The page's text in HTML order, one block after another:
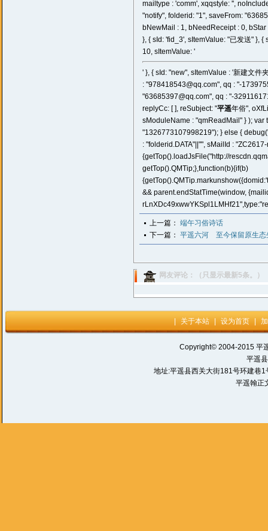
mailtype : 'comm', xqqstyle: '',
"notify", folderid: "1", saveFrom:
bNewMail : 1, bNeedReceipt : 0,
}, { sId: 'fid_3', sItemValue: "已发送" },
10, sItemValue: '
' }, { sId: "new", sItemValue : '新建文件
: "978418543@qq.com", qq : "-
"63685397@qq.com", qq : "-
replyCc: [ ], reSubject: "平遥年俗",
sModuleName : "qmReadMail" } ); var
"1326773107998219"); } else {
: "folderid.DATA"||"", sMailId :
{getTop().loadJsFile("http://
getTop().QMTip;},function(b){if(b)
&& parent.endStatTime(window,
上一篇： 端午习俗诗话
下一篇： 平遥六河 至今保留原生态
网友评论：（只显示最新5条。）
关于本站 设为首页
Copyright© 2004-2015 平
平遥
地址:平遥县西关大街181号环建
平遥翰正